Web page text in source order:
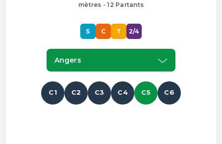
mètres - 12 Partants
S C T 2/4
Angers
C1 C2 C3 C4 C5 C6